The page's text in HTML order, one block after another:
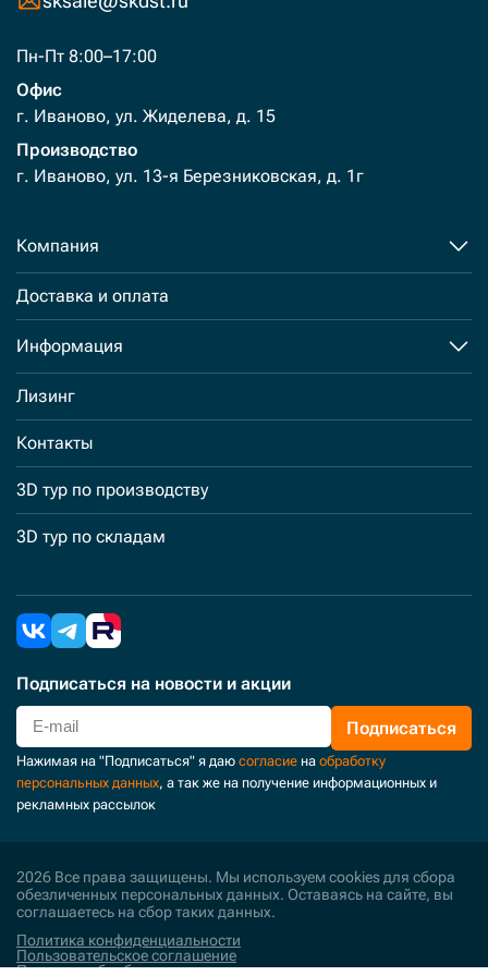
Пн-Пт 8:00–17:00
Офис
г. Иваново, ул. Жиделева, д. 15
Производство
г. Иваново, ул. 13-я Березниковская, д. 1г
Компания
Доставка и оплата
Информация
Лизинг
Контакты
3D тур по производству
3D тур по складам
Подписаться на новости и акции
Подписаться
Нажимая на "Подписаться" я даю согласие на обработку
персональных данных, а так же на получение информационных и
рекламных рассылок
2026 Все права защищены. Мы используем cookies для сбора
обезличенных персональных данных. Оставаясь на сайте, вы
соглашаетесь на сбор таких данных.
Политика конфиденциальности
Пользовательское соглашение
Политика обработки персональных данных